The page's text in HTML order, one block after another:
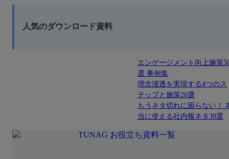
人気のダウンロード資料
エンゲージメント向上施策
選 事例集
理念浸透を実現する4つのス
テップと施策20選
もうネタ切れに困らない！
当に使える社内報ネタ30選